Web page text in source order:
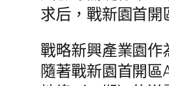
求后，戰新園首開
戰略新興產業園作
隨著戰新園首開區